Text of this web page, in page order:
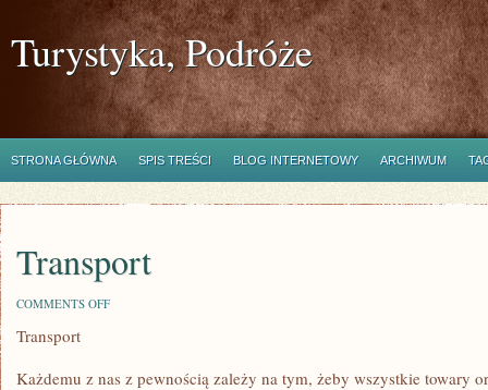
Turystyka, Podróże
STRONA GŁÓWNA SPIS TREŚCI BLOG INTERNETOWY ARCHIWUM
Transport
COMMENTS OFFON
Transport
Każdemu z nas z pewnością zależy na tym, żeby wszystkie towary